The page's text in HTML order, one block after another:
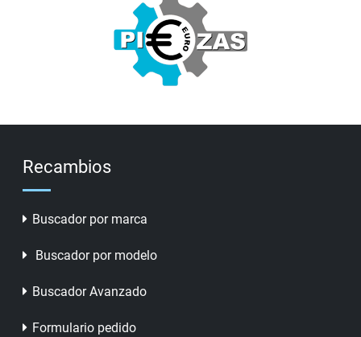
Recambios
Buscador por marca
Buscador por modelo
Buscador Avanzado
Formulario pedido